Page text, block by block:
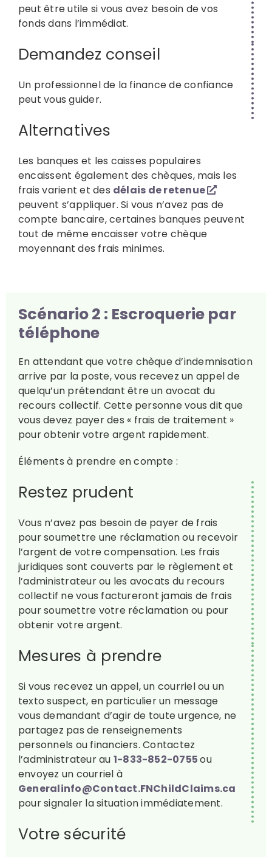
peut être utile si vous avez besoin de vos
fonds dans l’immédiat.
Demandez conseil
Un professionnel de la finance de confiance
peut vous guider.
Alternatives
Les banques et les caisses populaires
encaissent également des chèques, mais les
frais varient et des délais de retenue
peuvent s’appliquer. Si vous n’avez pas de
compte bancaire, certaines banques peuvent
tout de même encaisser votre chèque
moyennant des frais minimes.
Scénario 2 : Escroquerie par
téléphone
En attendant que votre chèque d’indemnisation
arrive par la poste, vous recevez un appel de
quelqu’un prétendant être un avocat du
recours collectif. Cette personne vous dit que
vous devez payer des « frais de traitement »
pour obtenir votre argent rapidement.
Éléments à prendre en compte :
Restez prudent
Vous n’avez pas besoin de payer de frais
pour soumettre une réclamation ou recevoir
l’argent de votre compensation. Les frais
juridiques sont couverts par le règlement et
l’administrateur ou les avocats du recours
collectif ne vous factureront jamais de frais
pour soumettre votre réclamation ou pour
obtenir votre argent.
Mesures à prendre
Si vous recevez un appel, un courriel ou un
texto suspect, en particulier un message
vous demandant d’agir de toute urgence, ne
partagez pas de renseignements
personnels ou financiers. Contactez
l’administrateur au 1-833-852-0755ou
envoyez un courriel à
Generalinfo@Contact.FNChildClaims.ca
pour signaler la situation immédiatement.
Votre sécurité